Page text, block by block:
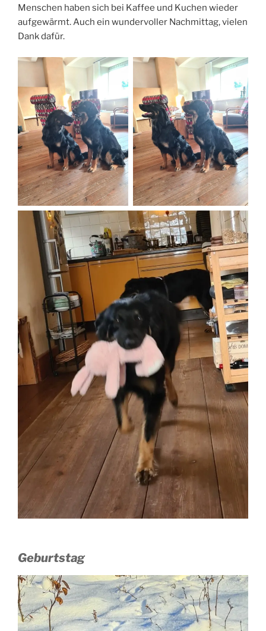
Menschen haben sich bei Kaffee und Kuchen wieder
aufgewärmt. Auch ein wundervoller Nachmittag, vielen
Dank dafür.
Geburtstag